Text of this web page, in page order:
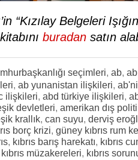
“Kızılay Belgeleri
buradan satın
seçimleri, ab,
, ab yunanistan ilişkileri,
ilişkileri, abd türkiye ilişkileri,
devletleri, amerikan dış
krallık, can suyu, derviş
borç krizi, güney kıbrıs rum
, kıbrıs barış harekatı, kıbrıs
kıbrıs müzakereleri, kıbrıs